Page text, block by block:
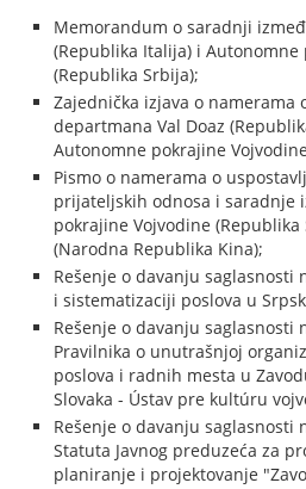
Memorandum o saradnji
(Republika Italija) i Autonomne
(Republika Srbija);
Zajednička izjava o namerama
departmana Val Doaz
Autonomne pokrajine
Pismo o namerama o
prijateljskih odnosa i saradnje
pokrajine Vojvodine
(Narodna Republika Kina);
Rešenje o davanju saglasnosti
i sistematizaciji poslova u
Rešenje o davanju saglasnosti
Pravilnika o unutrašnjoj
poslova i radnih mesta u
Slovaka - Ústav pre kultúru
Rešenje o davanju saglasnosti
Statuta Javnog preduzeća za
planiranje i projektovanje